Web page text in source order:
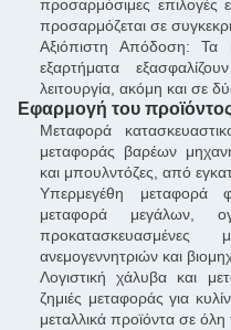
προσαρμόσιμες επιλογές
προσαρμόζεται σε
Αξιόπιστη Απόδοση: Τα
εξαρτήματα
λειτουργία, ακόμη και σε
Εφαρμογή του
Μεταφορά
μεταφοράς βαρέων
και μπουλντόζες, από
Υπερμεγέθη μεταφορά
μεταφορά μεγάλων,
προκατασκευασμένες
ανεμογεννητριών και
Λογιστική χάλυβα και
ζημιές μεταφοράς για
μεταλλικά προϊόντα σε